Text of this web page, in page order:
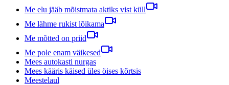
Me elu jääb mõistmata aktiks vist küll
Me lähme rukist lõikama
Me mõtted on priid
Me pole enam väikesed
Mees autokasti nurgas
Mees kääris käised üles öises kõrtsis
Meestelaul